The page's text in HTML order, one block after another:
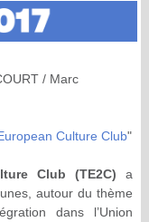
/ Marc
Culture Club"
Club (TE2C) a
autour du thème
dans l’Union